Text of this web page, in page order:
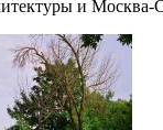
и Москва-